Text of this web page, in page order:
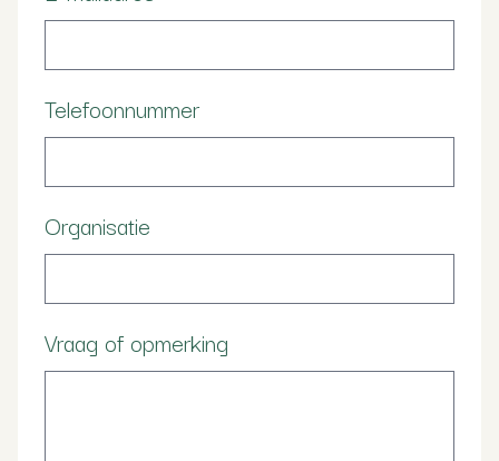
Telefoonnummer
Organisatie
Vraag of opmerking